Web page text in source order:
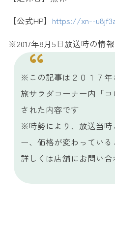
【公式HP】 https://xn--
※2017年8月5日放送時の情
※この記事は２０１７年
旅サラダコーナー内「
された内容です
※時勢により、放送当時
ー、価格が変わっている
詳しくは店舗にお問い合